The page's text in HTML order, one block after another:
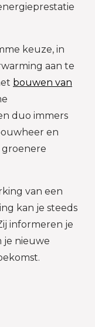
keuze, in
aan te
bouwen van
duo immers
en
groenere
van een
kan je steeds
informeren je
je nieuwe